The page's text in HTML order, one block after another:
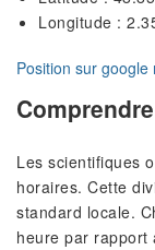
Longitude :
Position sur google
Les scientifiques
horaires. Cette
standard locale.
heure par rapport